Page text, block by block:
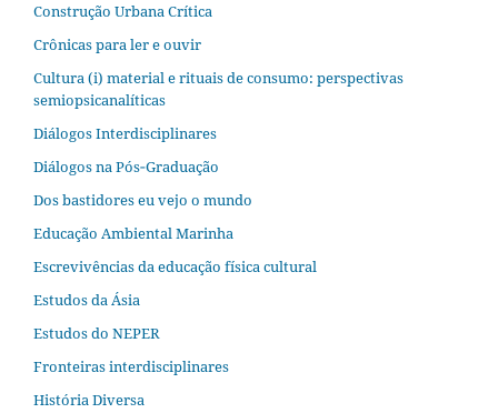
Construção Urbana Crítica
Crônicas para ler e ouvir
Cultura (i) material e rituais de consumo: perspectivas
semiopsicanalíticas
Diálogos Interdisciplinares
Diálogos na Pós‐Graduação
Dos bastidores eu vejo o mundo
Educação Ambiental Marinha
Escrevivências da educação física cultural
Estudos da Ásia​
Estudos do NEPER
Fronteiras interdisciplinares
História Diversa